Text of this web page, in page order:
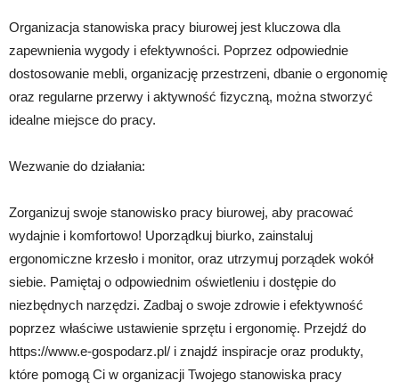
Organizacja stanowiska pracy biurowej jest kluczowa dla
zapewnienia wygody i efektywności. Poprzez odpowiednie
dostosowanie mebli, organizację przestrzeni, dbanie o ergonomię
oraz regularne przerwy i aktywność fizyczną, można stworzyć
idealne miejsce do pracy.
Wezwanie do działania:
Zorganizuj swoje stanowisko pracy biurowej, aby pracować
wydajnie i komfortowo! Uporządkuj biurko, zainstaluj
ergonomiczne krzesło i monitor, oraz utrzymuj porządek wokół
siebie. Pamiętaj o odpowiednim oświetleniu i dostępie do
niezbędnych narzędzi. Zadbaj o swoje zdrowie i efektywność
poprzez właściwe ustawienie sprzętu i ergonomię. Przejdź do
https://www.e-gospodarz.pl/ i znajdź inspiracje oraz produkty,
które pomogą Ci w organizacji Twojego stanowiska pracy